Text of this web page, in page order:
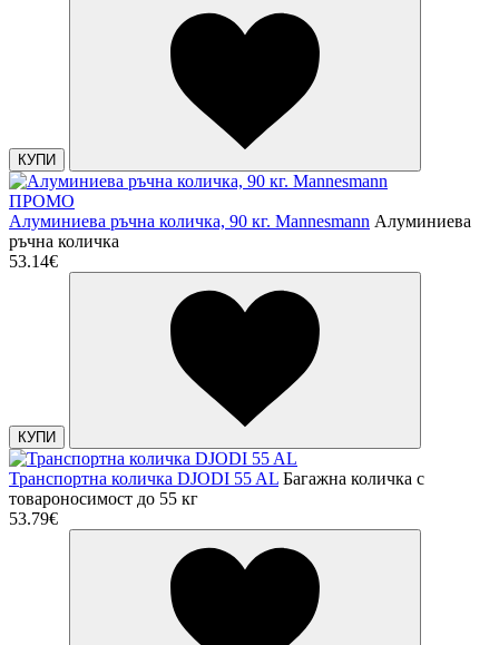
КУПИ
ПРОМО
Алуминиева ръчна количка, 90 кг. Mannesmann Алуминиева
ръчна количка
53.14€
КУПИ
Транспортна количка DJODI 55 AL Багажна количка с
товароносимост до 55 кг
53.79€